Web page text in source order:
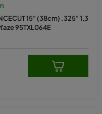
15" (38cm) .325" 1,3
95TXL064E